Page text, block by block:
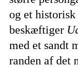
og et historisk
beskæftiger
med et sandt
randen af det